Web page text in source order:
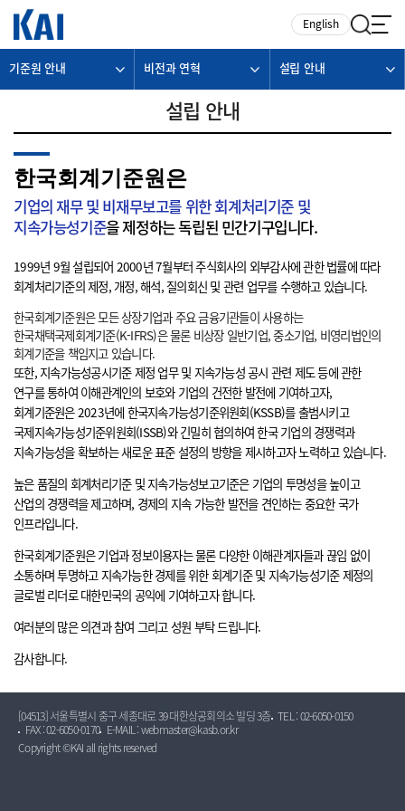
English
기준원 안내 비전과 연혁 설립 안내
설립 안내
한국회계기준원은
기업의 재무 및 비재무보고를 위한 회계처리기준 및
지속가능성기준을 제정하는 독립된 민간기구입니다.
1999년 9월 설립되어 2000년 7월부터 주식회사의 외부감사에 관한 법률에 따라
회계처리기준의 제정, 개정, 해석, 질의회신 및 관련 업무를 수행하고 있습니다.
한국회계기준원은 모든 상장기업과 주요 금융기관들이 사용하는
한국채택국제회계기준(K-IFRS)은 물론 비상장 일반기업, 중소기업, 비영리법인의
회계기준을 책임지고 있습니다.
또한, 지속가능성공시기준 제정 업무 및 지속가능성 공시 관련 제도 등에 관한
연구를 통하여 이해관계인의 보호와 기업의 건전한 발전에 기여하고자,
회계기준원은 2023년에 한국지속가능성기준위원회(KSSB)를 출범시키고
국제지속가능성기준위원회(ISSB)와 긴밀히 협의하여 한국 기업의 경쟁력과
지속가능성을 확보하는 새로운 표준 설정의 방향을 제시하고자 노력하고 있습니다.
높은 품질의 회계처리기준 및 지속가능성보고기준은 기업의 투명성을 높이고
산업의 경쟁력을 제고하며, 경제의 지속 가능한 발전을 견인하는 중요한 국가
인프라입니다.
한국회계기준원은 기업과 정보이용자는 물론 다양한 이해관계자들과 끊임 없이
소통하며 투명하고 지속가능한 경제를 위한 회계기준 및 지속가능성기준 제정의
글로벌 리더로 대한민국의 공익에 기여하고자 합니다.
여러분의 많은 의견과 참여 그리고 성원 부탁 드립니다.
감사합니다.
[04513] 서울특별시 중구 세종대로 39 대한상공회의소 빌딩 3층 TEL : 02-6050-0150
FAX : 02-6050-0170
E-MAIL : webmaster@kasb.or.kr
Copyright ©KAI all rights reserved